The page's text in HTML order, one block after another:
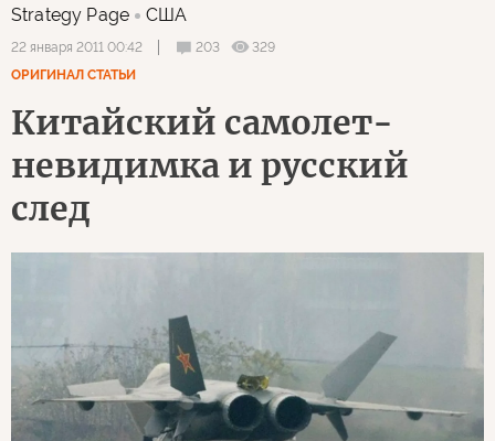
Strategy Page США
22 января 2011 00:42 203
329
ОРИГИНАЛ СТАТЬИ
Китайский самолет-
невидимка и русский
след